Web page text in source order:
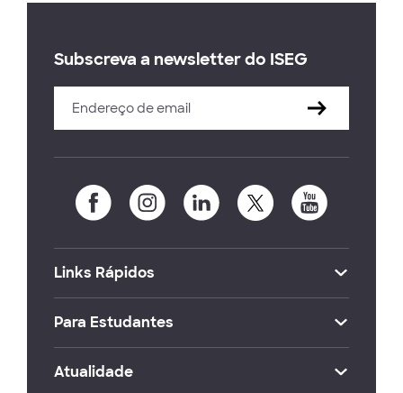
Subscreva a newsletter do ISEG
Links Rápidos
Para Estudantes
Atualidade